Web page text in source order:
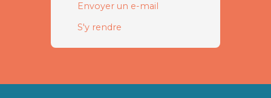
Envoyer un e-mail
S'y rendre